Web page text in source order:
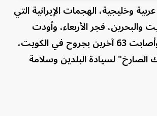
وخليجية، الهجمات الإيرانية التي
فجر الأربعاء، وأودت
بحياة شخص، وأصابت 63 آخرين بجروح في الكويت،
الصارخ" لسيادة البلدين وسلامة